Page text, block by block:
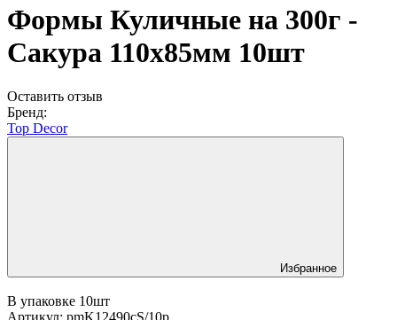
Формы Куличные на 300г -
Сакура 110х85мм 10шт
Оставить отзыв
Бренд:
Top Decor
Избранное
В упаковке 10шт
Артикул: pmK12490cS/10p